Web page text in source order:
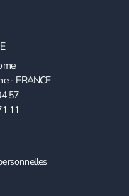
- FRANCE
57
11